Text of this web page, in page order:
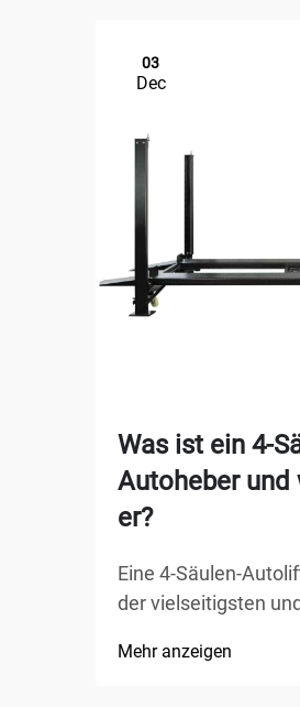
03
Dec
Was ist ein 4-
Autoheber
er?
Eine 4-Säulen-
der vielseitigsten
Werkstätten,
Mehr anzeigen